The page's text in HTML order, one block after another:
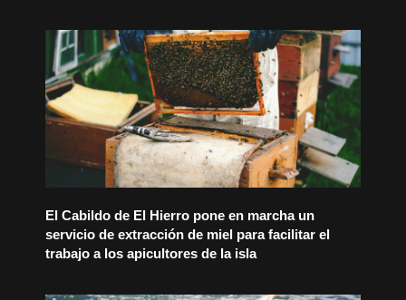
El Cabildo de El Hierro pone en marcha un
servicio de extracción de miel para facilitar el
trabajo a los apicultores de la isla